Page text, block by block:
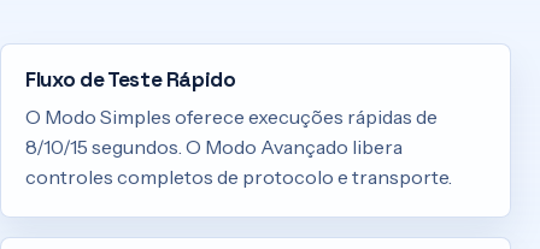
Fluxo de Teste Rápido
O Modo Simples oferece execuções rápidas de
8/10/15 segundos. O Modo Avançado libera
controles completos de protocolo e transporte.